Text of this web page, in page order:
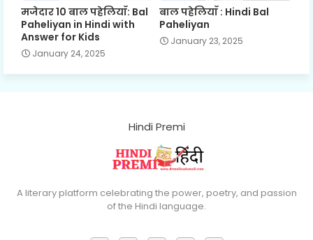
मजेदार 10 बाल पहेलियाँ: Bal
Paheliyan in Hindi with
Answer for Kids
January 24, 2025
बाल पहेलियाँ : Hindi Bal
Paheliyan
January 23, 2025
Hindi Premi
A literary platform celebrating the power, poetry, and passion
of the Hindi language.